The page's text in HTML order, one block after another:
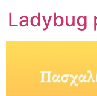
Ladybug